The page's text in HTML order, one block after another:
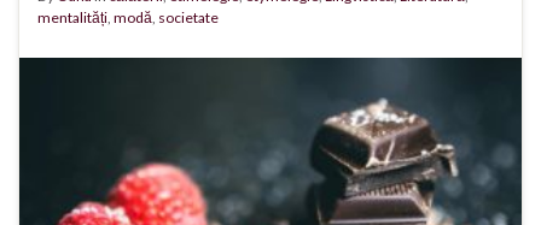
mentalități, modă, societate